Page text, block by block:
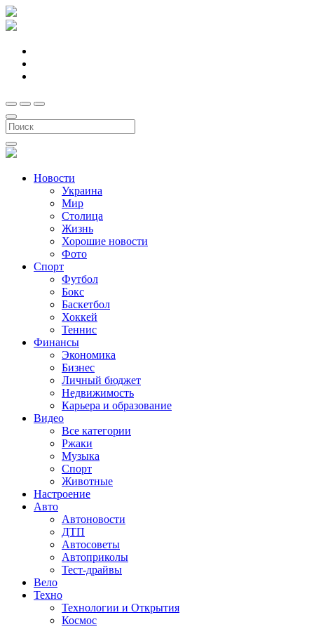
Новости
Украина
Мир
Столица
Жизнь
Хорошие новости
Фото
Спорт
Футбол
Бокс
Баскетбол
Хоккей
Теннис
Финансы
Экономика
Бизнес
Личный бюджет
Недвижимость
Карьера и образование
Видео
Все категории
Ржаки
Музыка
Спорт
Животные
Настроение
Авто
Автоновости
ДТП
Автосоветы
Автоприколы
Тест-драйвы
Вело
Техно
Технологии и Открытия
Космос